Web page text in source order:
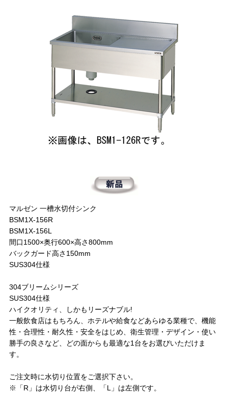
マルゼン 一槽水切付シンク
BSM1X-156R
BSM1X-156L
間口1500×奥行600×高さ800mm
バックガード高さ150mm
SUS304仕様
304ブリームシリーズ
SUS304仕様
ハイクオリティ、しかもリーズナブル!
一般飲食店はもちろん、ホテルや給食などあらゆる業種で、機能
性・合理性・耐久性・安全をはじめ、衛生管理・デザイン・使い
勝手の良さなど、どの面からも最適な1台をお選びいただけま
す。
ご注文時に水切り位置をご選択下さい。
※「R」は水切り台が右側、「L」は左側です。